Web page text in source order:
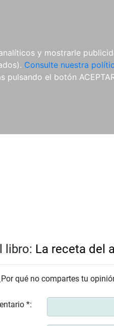
y mostrarle
Consulte nuestra
pulsando el botón
libro: La receta del
qué no compartes tu
*: